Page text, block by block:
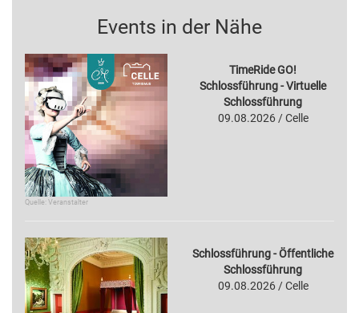
Events in der Nähe
Quelle: Veranstalter
TimeRide GO!
Schlossführung - Virtuelle
Schlossführung
09.08.2026 / Celle
Schlossführung - Öffentliche
Schlossführung
09.08.2026 / Celle